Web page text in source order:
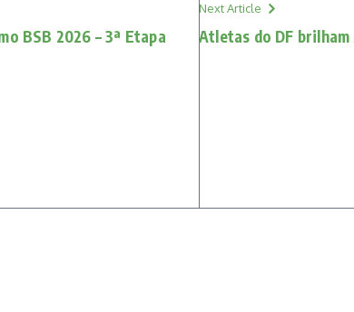
BSB 2026 – 3ª Etapa
Next Article
Atletas do DF brilham